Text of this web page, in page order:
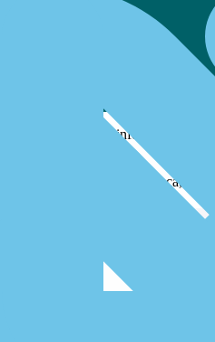
compartilhar as informações
com praticidade e segurança,